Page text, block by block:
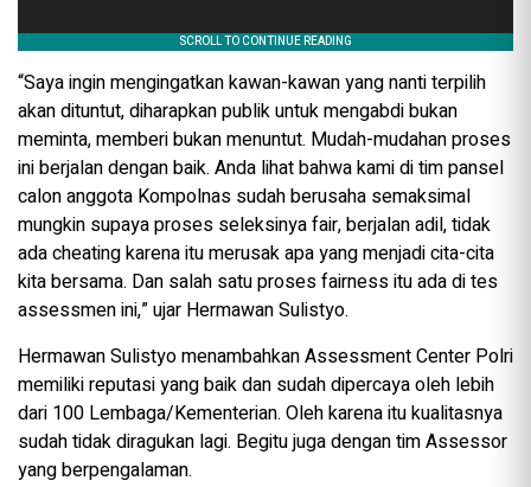
“Saya ingin mengingatkan kawan-kawan yang nanti terpilih
akan dituntut, diharapkan publik untuk mengabdi bukan
meminta, memberi bukan menuntut. Mudah-mudahan proses
ini berjalan dengan baik. Anda lihat bahwa kami di tim pansel
calon anggota Kompolnas sudah berusaha semaksimal
mungkin supaya proses seleksinya fair, berjalan adil, tidak
ada cheating karena itu merusak apa yang menjadi cita-cita
kita bersama. Dan salah satu proses fairness itu ada di tes
assessmen ini,” ujar Hermawan Sulistyo.
Hermawan Sulistyo menambahkan Assessment Center Polri
memiliki reputasi yang baik dan sudah dipercaya oleh lebih
dari 100 Lembaga/Kementerian. Oleh karena itu kualitasnya
sudah tidak diragukan lagi. Begitu juga dengan tim Assessor
yang berpengalaman.